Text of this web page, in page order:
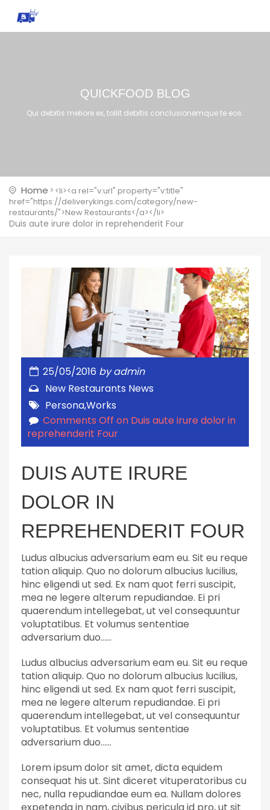
QUICKFOOD BLOG
Qui debitis meliore ex, tollit debitis conclusionemque te eos.
Home
<li><a rel="v:url" property="v:title"
href="https://deliverykings.com/category/new-
restaurants/">New Restaurants</a></li>
Duis aute irure dolor in reprehenderit Four
25/05/2016 byadmin
New Restaurants News
Persona,Works
Comments Off on Duis aute irure dolor in
reprehenderit Four
DUIS AUTE IRURE
DOLOR IN
REPREHENDERIT FOUR
Ludus albucius adversarium eam eu. Sit eu reque
tation aliquip. Quo no dolorum albucius lucilius,
hinc eligendi ut sed. Ex nam quot ferri suscipit,
mea ne legere alterum repudiandae. Ei pri
quaerendum intellegebat, ut vel consequuntur
voluptatibus. Et volumus sententiae
adversarium duo……
Ludus albucius adversarium eam eu. Sit eu reque
tation aliquip. Quo no dolorum albucius lucilius,
hinc eligendi ut sed. Ex nam quot ferri suscipit,
mea ne legere alterum repudiandae. Ei pri
quaerendum intellegebat, ut vel consequuntur
voluptatibus. Et volumus sententiae
adversarium duo……
Lorem ipsum dolor sit amet, dicta equidem
consequat his ut. Sint diceret vituperatoribus cu
nec, nulla repudiandae eum ea. Nullam dolores